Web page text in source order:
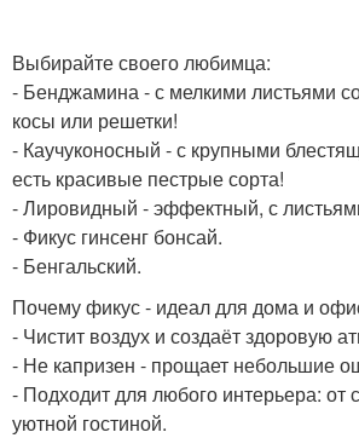
Выбирайте своего любимца:
- Бенджамина - с мелкими листьями
косы или решетки!
- Каучуконосный - с крупными
есть красивые пестрые сорта!
- Лировидный - эффектный, с
- Фикус гинсенг бонсай.
- Бенгальский.
Почему фикус - идеал для дома и
- Чистит воздух и создаёт здоровую
- Не капризен - прощает небольшие
- Подходит для любого интерьера: от
уютной гостиной.